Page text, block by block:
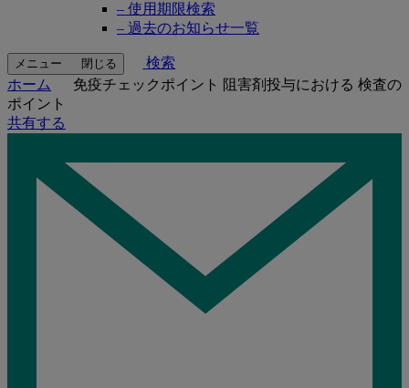
– 使用期限検索
– 過去のお知らせ一覧
メニュー 閉じる
検索
ホーム
免疫チェックポイント 阻害剤投与における 検査の
ポイント
共有する